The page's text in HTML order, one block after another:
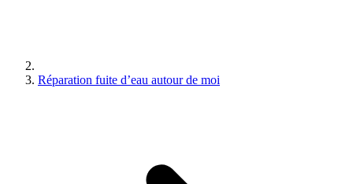
Réparation fuite d’eau autour de moi